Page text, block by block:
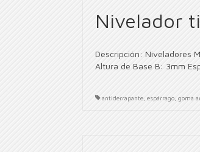
Nivelador
Descripción: Niveladores
Altura de Base B: 3mm
antiderrapante espárrago goma